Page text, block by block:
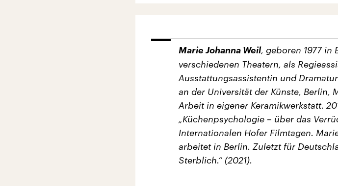
Marie Johanna Weil, geboren 1977 in
verschiedenen Theatern, als
Ausstattungsassistentin und
an der Universität der Künste, Berlin,
Arbeit in eigener Keramikwerkstatt.
„Küchenpsychologie – über das
Internationalen Hofer Filmtagen.
arbeitet in Berlin. Zuletzt für
Sterblich.“ (2021).